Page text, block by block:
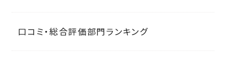
口コミ・総合評価部門ランキング